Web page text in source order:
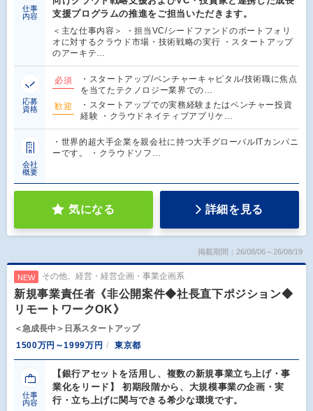
仕事
内容
支援プログラムの推進をご担当いただきます。
＜主な仕事内容＞ ・担当VC/シードファンドのポートフォリ
オに対するクラウド市場・技術戦略の実行 ・スタートアップ
のアーキテ…
応募
資格
必須
・スタートアップ/ベンチャーキャピタル/技術職に焦点
を当てたテクノロジー業界での…
歓迎
・スタートアップでの実務経験またはベンチャー投資
経験 ・クラウドネイティブアプリケ…
会社
概要
・世界的超大手企業を親会社に持つ大手グローバルITカンパニ
ーです。 ・クラウドソフ…
気になる 詳細を見る
掲載期間：26/08/06～26/08/19
NEW その他、経営・経営企画・事業企画系
新規事業責任者《非公開案件◆社長直下ポジション◆
リモートワークOK》
＜急成長中＞日系スタートアップ
1500万円～1999万円
東京都
仕事
内容
【銀行アセットを活用し、複数の新規事業立ち上げ・事
業化をリード】 初期段階から、大規模事業の企画・実
行・立ち上げに関与できる希少な環境です。